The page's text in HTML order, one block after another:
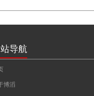
导航
博滔